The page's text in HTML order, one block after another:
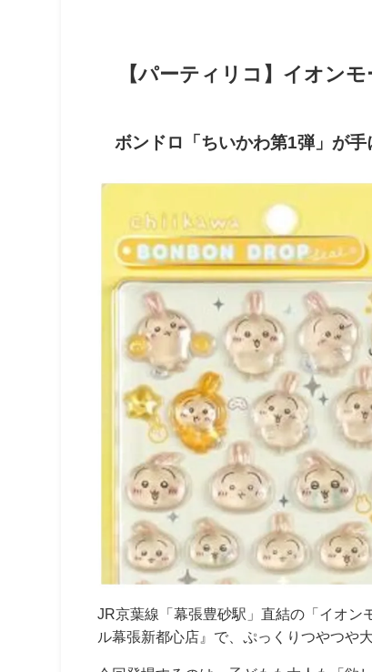
【パーティリコ】イオンモ
ボンドロ「ちいかわ第1弾」が
JR京葉線「幕張豊砂駅」直結の「イオン
ル幕張新都心店』で、ぷっくりつやつや